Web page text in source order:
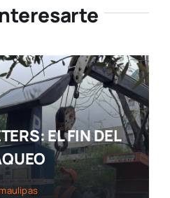
EL FIN DEL